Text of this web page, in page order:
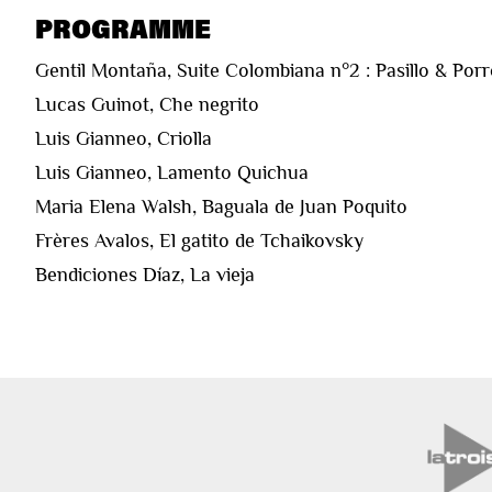
PROGRAMME
Gentil Montaña, Suite Colombiana n°2 : Pasillo &
Lucas Guinot, Che negrito
Luis Gianneo, Criolla
Luis Gianneo, Lamento Quichua
Maria Elena Walsh, Baguala de Juan Poquito
Frères Avalos, El gatito de Tchaikovsky
Bendiciones Díaz, La vieja